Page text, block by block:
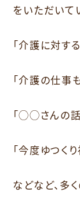
をいただいて
「介護に対す
「介護の仕事
「◯◯さんの話
「今度ゆつく
などなど、多